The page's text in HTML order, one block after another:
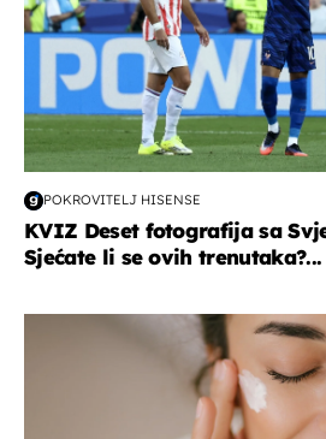
POKROVITELJ HISENSE
KVIZ Deset fotografija sa
Sjećate li se ovih trenutaka?...
moda & ljepota